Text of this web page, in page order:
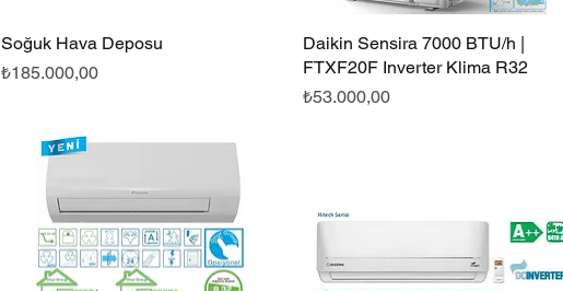
Hızlı Bakış
Soğuk Hava Deposu
Fiyat
₺185.000,00
Hızlı Bakış
Daikin Sensira 7000 BTU/h |
FTXF20F Inverter Klima R32
Fiyat
₺53.000,00